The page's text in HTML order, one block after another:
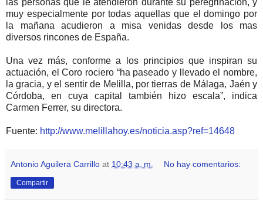
las personas que le atendieron durante su peregrinación, y
muy especialmente por todas aquellas que el domingo por
la mañana acudieron a misa venidas desde los mas
diversos rincones de España.
Una vez más, conforme a los principios que inspiran su
actuación, el Coro rociero “ha paseado y llevado el nombre,
la gracia, y el sentir de Melilla, por tierras de Málaga, Jaén y
Córdoba, en cuya capital también hizo escala”, indica
Carmen Ferrer, su directora.
Fuente: http://www.melillahoy.es/noticia.asp?ref=14648
Antonio Aguilera Carrillo at 10:43 a. m. No hay comentarios:
Compartir